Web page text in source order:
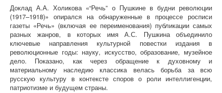
Доклад А.А. Холикова «“Речь” о Пушкине в будни революции
(1917–1918)» опирался на обнаруженные в процессе росписи
газеты «Речь» (включая ее переименования) публикации самых
разных жанров, в которых имя А.С. Пушкина объединило
ключевые направления культурной повестки издания в
революционные годы: науку, искусство, образование, музейное
дело. Показано, как через обращение к духовному и
материальному наследию классика велась борьба за всю
русскую культуру в контексте споров о роли интеллигенции,
патриотизме и будущем страны.